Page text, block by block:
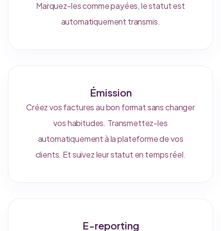
Marquez-les comme payées, le statut est
automatiquement transmis.
Émission
Créez vos factures au bon format sans changer
vos habitudes. Transmettez-les
automatiquement à la plateforme de vos
clients. Et suivez leur statut en temps réel.
E-reporting